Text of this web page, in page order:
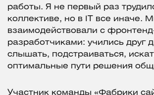
работы. Я не первый раз
коллективе, но в IT все иначе.
взаимодействовали с
разработчиками: учились друг
слышать, подстраиваться,
оптимальные пути решения
Участник команды «Фабрики